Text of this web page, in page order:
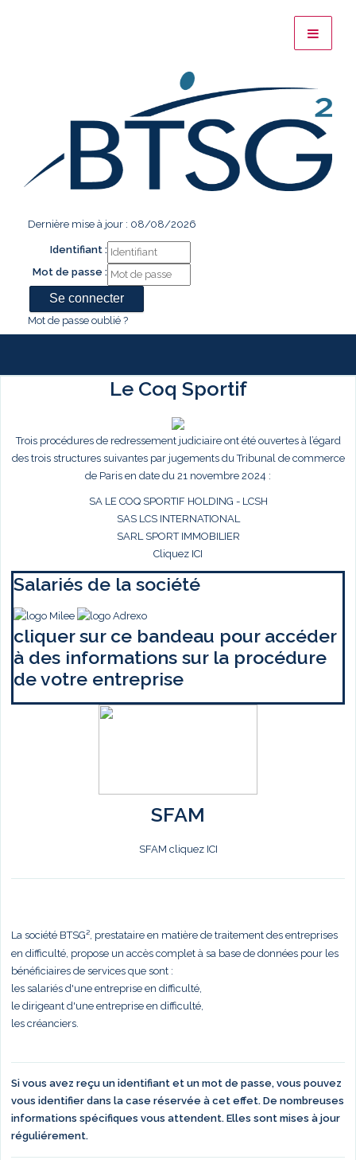
Dernière mise à jour : 08/08/2026
Identifiant :
Mot de passe :
Mot de passe oublié ?
Le Coq Sportif
Trois procédures de redressement judiciaire ont été ouvertes à l’égard
des trois structures suivantes par jugements du Tribunal de commerce
de Paris en date du 21 novembre 2024 :
SA LE COQ SPORTIF HOLDING - LCSH
SAS LCS INTERNATIONAL
SARL SPORT IMMOBILIER
Cliquez ICI
Salariés de la société
cliquer sur ce bandeau pour accéder
à des informations sur la procédure
de votre entreprise
SFAM
SFAM cliquez ICI
La société BTSG², prestataire en matière de traitement des entreprises
en difficulté, propose un accès complet à sa base de données pour les
bénéficiaires de services que sont :
les salariés d'une entreprise en difficulté,
le dirigeant d'une entreprise en difficulté,
les créanciers.
Si vous avez reçu un identifiant et un mot de passe, vous pouvez
vous identifier dans la case réservée à cet effet. De nombreuses
informations spécifiques vous attendent. Elles sont mises à jour
réguliérement.